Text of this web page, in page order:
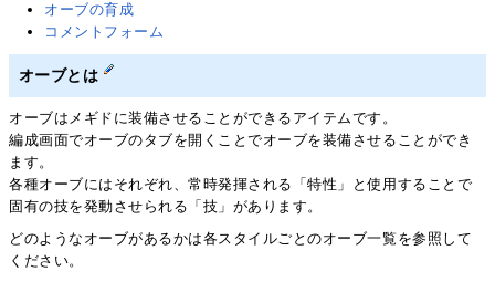
オーブの育成
コメントフォーム
オーブとは
オーブはメギドに装備させることができるアイテムです。
編成画面でオーブのタブを開くことでオーブを装備させることができ
ます。
各種オーブにはそれぞれ、常時発揮される「特性」と使用することで
固有の技を発動させられる「技」があります。
どのようなオーブがあるかは各スタイルごとのオーブ一覧を参照して
ください。